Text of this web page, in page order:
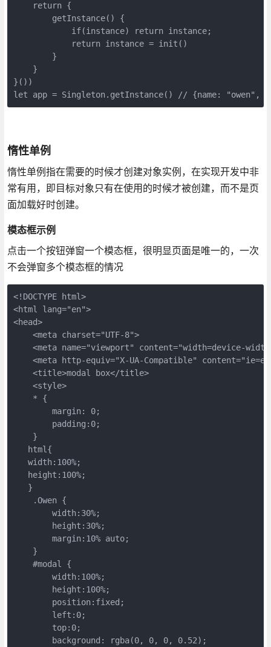
    return {
        getInstance() {
            if(instance) return instance;
            return instance = init()
        }
    }
}())
let app = Singleton.getInstance() // {name: "owen",
惰性单例
惰性单例指在需要的时候才创建对象实例，在实现开发中非
常有用，即目标对象只有在使用的时候才被创建，而不是页
面加载好时创建。
模态框示例
点击一个按钮弹窗一个模态框，很明显页面是唯一的，一次
不会弹窗多个模态框的情况
<!DOCTYPE html>
<html lang="en">
<head>
    <meta charset="UTF-8">
<meta name="viewport" content="width=device-
<meta http-equiv="X-UA-Compatible"
    <title>modal box</title>
    <style>
    * {
        margin: 0;
        padding:0;
    }
   html{
   width:100%;
   height:100%;
   }
    .Owen {
        width:30%;
        height:30%;
        margin:10% auto;
    }
    #modal {
        width:100%;
        height:100%;
        position:fixed;
        left:0;
        top:0;
        background: rgba(0, 0, 0, 0.52);